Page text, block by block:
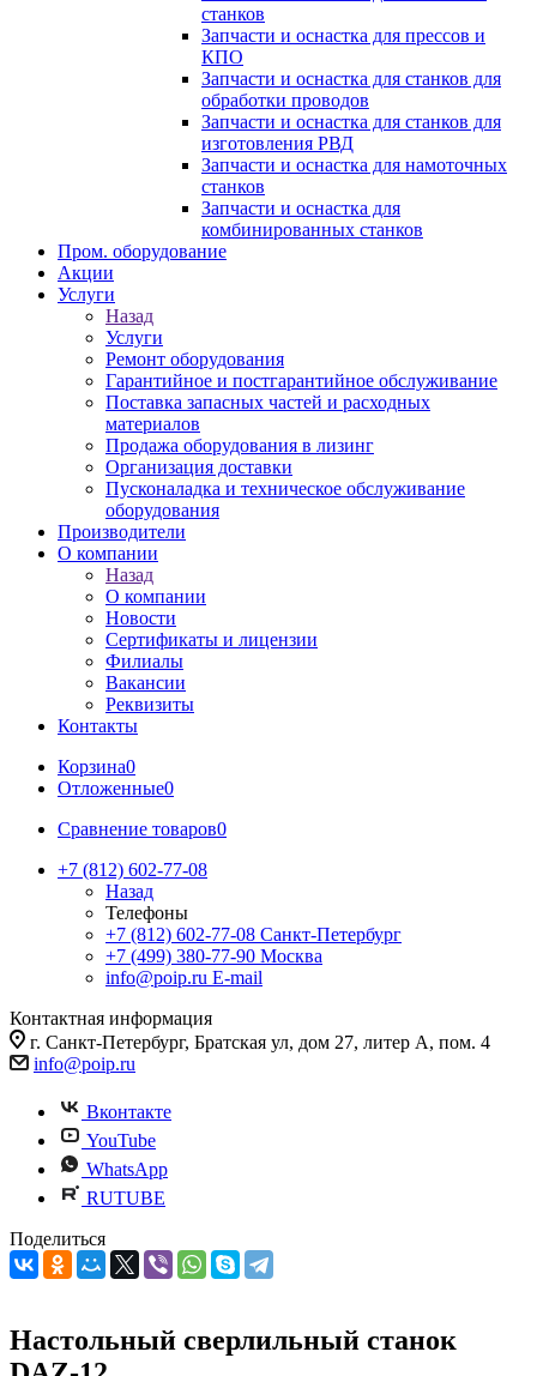
станков
Запчасти и оснастка для прессов и
КПО
Запчасти и оснастка для станков для
обработки проводов
Запчасти и оснастка для станков для
изготовления РВД
Запчасти и оснастка для намоточных
станков
Запчасти и оснастка для
комбинированных станков
Пром. оборудование
Акции
Услуги
Назад
Услуги
Ремонт оборудования
Гарантийное и постгарантийное обслуживание
Поставка запасных частей и расходных
материалов
Продажа оборудования в лизинг
Организация доставки
Пусконаладка и техническое обслуживание
оборудования
Производители
О компании
Назад
О компании
Новости
Сертификаты и лицензии
Филиалы
Вакансии
Реквизиты
Контакты
Корзина0
Отложенные0
Сравнение товаров0
+7 (812) 602-77-08
Назад
Телефоны
+7 (812) 602-77-08 Санкт-Петербург
+7 (499) 380-77-90 Москва
info@poip.ru E-mail
Контактная информация
г. Санкт-Петербург, Братская ул, дом 27, литер А, пом. 4
info@poip.ru
Вконтакте
YouTube
WhatsApp
RUTUBE
Поделиться
Настольный сверлильный станок